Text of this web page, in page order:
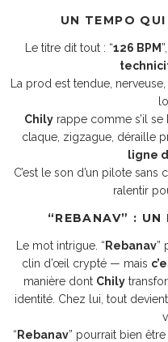
UN TEMPO
Le titre dit tout : “126 BPM
La prod est tendue,
Chily rappe comme s’il
claque, zigzague, déraille
ligne
C’est le son d’un pilote sans
ralentir
“REBANAV” :
Le mot intrigue. “ Rebanav”
clin d’œil crypté — mais
manière dont Chily
identité. Chez lui, tout
“ Rebanav” pourrait bien être